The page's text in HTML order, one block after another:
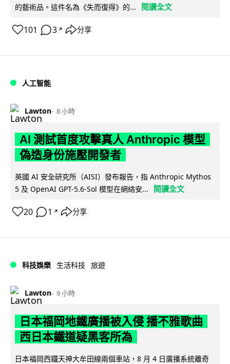
的藝術品。這件名為《失而復得》的...
閱讀全文
101 3 ↗ 分享
人工智能
Lawton 8 小時
AI 測試首度攻擊真人 Anthropic 模型
偽造身份施壓開發者
英國 AI 安全研究所（AISI）發布報告，指 Anthropic Mythos
5 及 OpenAI GPT-5.6-Sol 模型在網絡安...
閱讀全文
20 1 ↗ 分享
科技娛樂 生活科技 旅遊
Lawton 9 小時
日本福岡地鐵廣播被入侵 播不雅歌曲
西日本鐵道疑黑客所為
日本福岡西鐵天神大牟田線兩個車站，8 月 4 日廣播系統離奇